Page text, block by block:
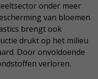
onder meer
van bloemen
brengt ook
drukt op het milieu
Door onvoldoende
verloren.